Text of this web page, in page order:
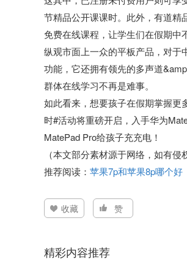
节精品公开课课时。此外，有道精
免费在线课程，让学生们在假期中
纵观市面上一众的平板产品，对于
功能，它还拥有领先的多声道
群体在线学习不再是难事。
如此看来，想要孩子在假期掌握更
时#活动将重磅开启，入手华为
MatePad Pro给孩子充充电！
（本文部分素材源于网络，如有侵
推荐阅读： 苹果7p和苹果8p哪个好
收藏 赞
精彩内容推荐